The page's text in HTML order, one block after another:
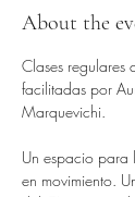
About the
Clases regulares
facilitadas por
Marquevichi.
Un espacio
en movimiento.